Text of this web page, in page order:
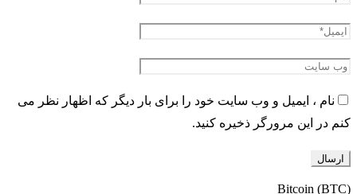
نام ، ایمیل و وب سایت خود را برای بار دیگر که اظهار نظر می
کنم در این مرورگر ذخیره کنید.
Bitcoin (BTC)